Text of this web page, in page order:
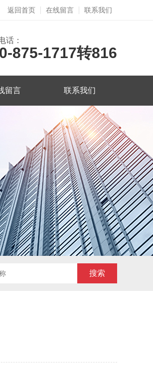
返回首页 在线留言 联系我们
话：
875-1717转816
留言 联系我们